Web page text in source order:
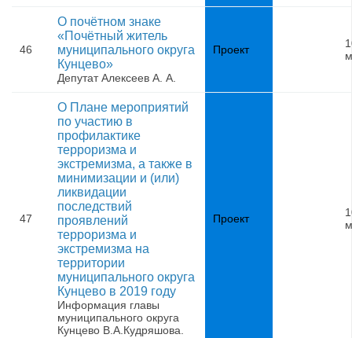
46
О почётном знаке
«Почётный житель
муниципального округа
Кунцево»
Депутат Алексеев А. А.
Проект
47
О Плане мероприятий
по участию в
профилактике
терроризма и
экстремизма, а также в
минимизации и (или)
ликвидации
последствий
проявлений
терроризма и
экстремизма на
территории
муниципального округа
Кунцево в 2019 году
Информация главы
муниципального округа
Кунцево В.А.Кудряшова.
Проект